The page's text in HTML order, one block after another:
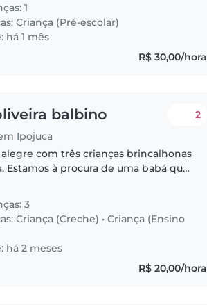
1
Criança (Pré-escolar)
há 1 mês
R$ 30,00/hora
balbino
Ipojuca
2
com três crianças brincalhonas
Estamos à procura de uma babá que
3
Criança (Creche) •Criança (Ensino
há 2 meses
R$ 20,00/hora